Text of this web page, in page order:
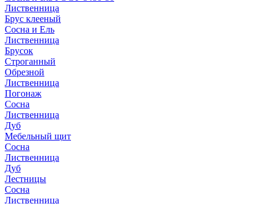
Лиственница
Брус клееный
Сосна и Ель
Лиственница
Брусок
Строганный
Обрезной
Лиственница
Погонаж
Сосна
Лиственница
Дуб
Мебельный щит
Сосна
Лиственница
Дуб
Лестницы
Сосна
Лиственница